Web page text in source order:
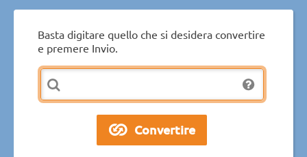
Basta digitare quello che si desidera convertire
e premere Invio.